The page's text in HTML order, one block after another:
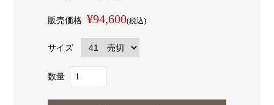
販売価格 ¥94,600(税込)
サイズ
数量